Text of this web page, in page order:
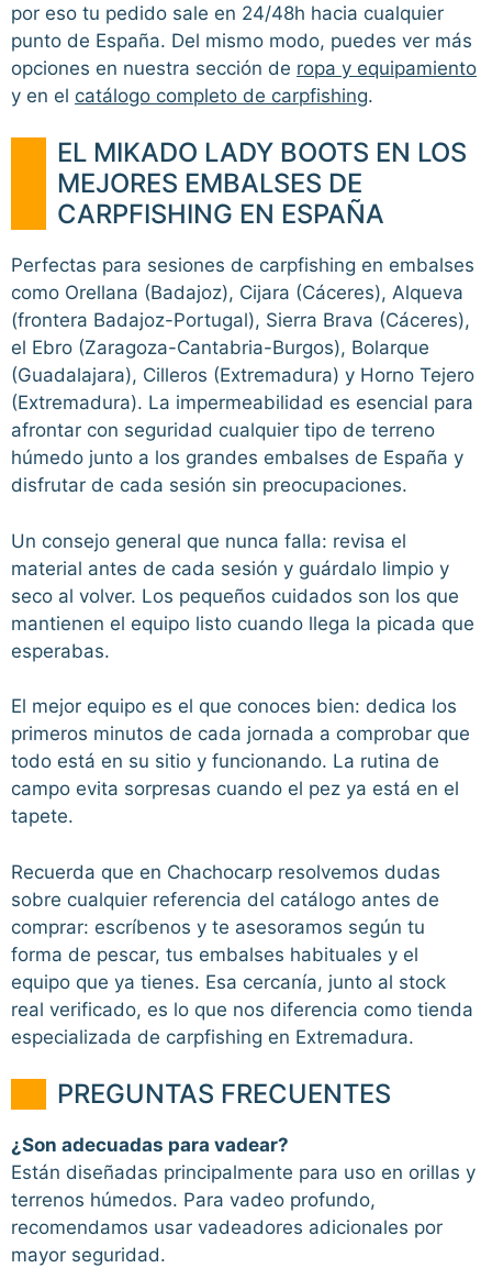
por eso tu pedido sale en 24/48h hacia cualquier
punto de España. Del mismo modo, puedes ver más
opciones en nuestra sección de ropa y equipamiento
y en el catálogo completo de carpfishing.
EL MIKADO LADY BOOTS EN LOS
MEJORES EMBALSES DE
CARPFISHING EN ESPAÑA
Perfectas para sesiones de carpfishing en embalses
como Orellana (Badajoz), Cijara (Cáceres), Alqueva
(frontera Badajoz-Portugal), Sierra Brava (Cáceres),
el Ebro (Zaragoza-Cantabria-Burgos), Bolarque
(Guadalajara), Cilleros (Extremadura) y Horno Tejero
(Extremadura). La impermeabilidad es esencial para
afrontar con seguridad cualquier tipo de terreno
húmedo junto a los grandes embalses de España y
disfrutar de cada sesión sin preocupaciones.
Un consejo general que nunca falla: revisa el
material antes de cada sesión y guárdalo limpio y
seco al volver. Los pequeños cuidados son los que
mantienen el equipo listo cuando llega la picada que
esperabas.
El mejor equipo es el que conoces bien: dedica los
primeros minutos de cada jornada a comprobar que
todo está en su sitio y funcionando. La rutina de
campo evita sorpresas cuando el pez ya está en el
tapete.
Recuerda que en Chachocarp resolvemos dudas
sobre cualquier referencia del catálogo antes de
comprar: escríbenos y te asesoramos según tu
forma de pescar, tus embalses habituales y el
equipo que ya tienes. Esa cercanía, junto al stock
real verificado, es lo que nos diferencia como tienda
especializada de carpfishing en Extremadura.
PREGUNTAS FRECUENTES
¿Son adecuadas para vadear?
Están diseñadas principalmente para uso en orillas y
terrenos húmedos. Para vadeo profundo,
recomendamos usar vadeadores adicionales por
mayor seguridad.